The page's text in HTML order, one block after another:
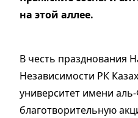
на этой аллее.
В честь празднования
Независимости РК
университет имени
благотворительную